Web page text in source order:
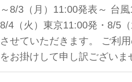
～8/3（月）11:00発表～ 台
8/4（火）東京11:00発・8/5
させていただきます。 ご利
をお掛けして申し訳ござい